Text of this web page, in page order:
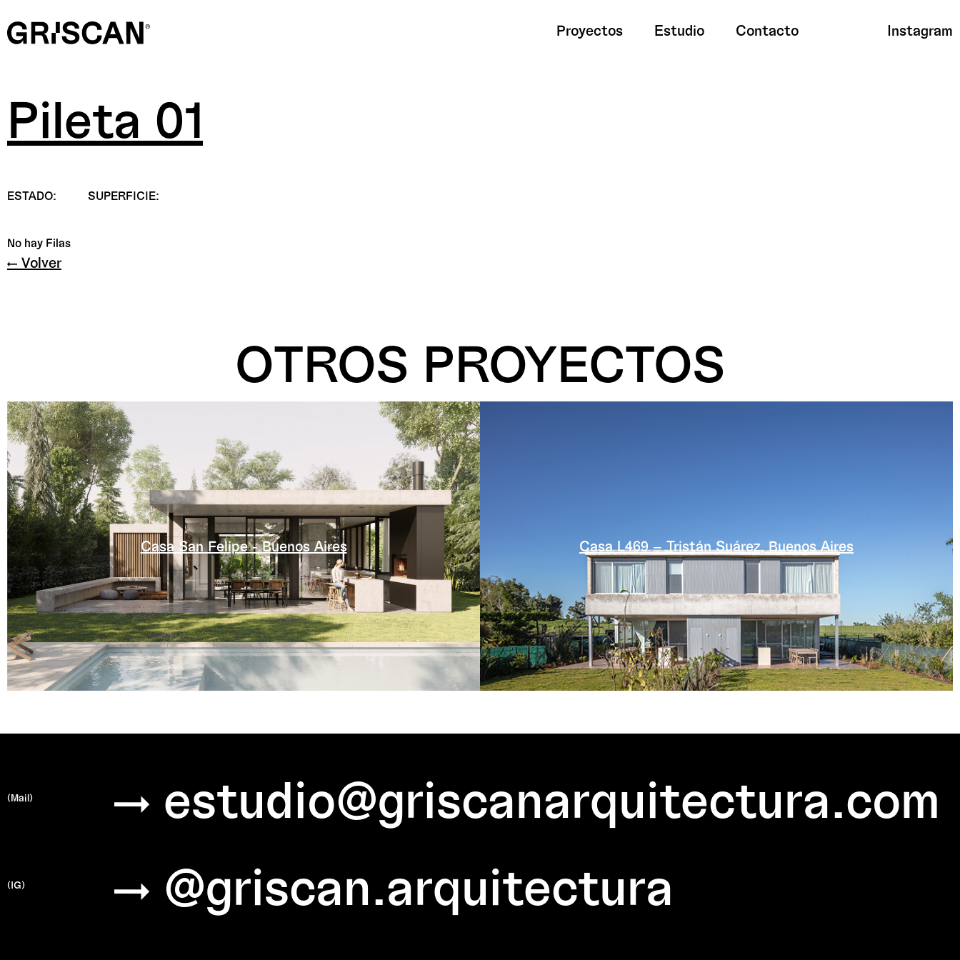
Proyectos Estudio Contacto Instagram
Pileta 01
ESTADO: SUPERFICIE:
No hay Filas
← Volver
OTROS PROYECTOS
Casa San Felipe - Buenos Aires Casa L469 – Tristán Suárez, Buenos Aires
(Mail) → estudio@griscanarquitectura.com
(IG) → @griscan.arquitectura